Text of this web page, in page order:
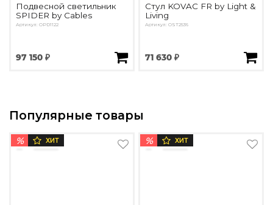
Подвесной светильник
SPIDER by Cables
Артикул: OPD1122
97 150 ₽
Стул KOVAC FR by Light &
Living
Артикул: OST2536
71 630 ₽
Популярные товары
% ХИТ % ХИТ